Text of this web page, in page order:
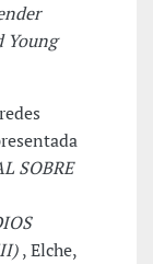
Young
SOBRE
, Elche,